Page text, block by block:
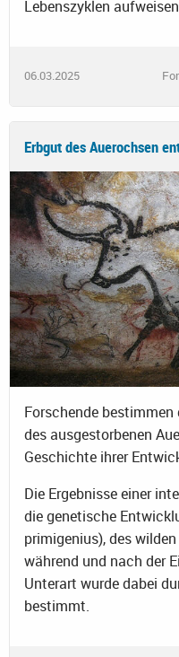
Lebenszyklen
06.03.2025
Erbgut des Auerochsen
Forschende
des ausgestorbenen
Geschichte ihrer
Die Ergebnisse einer
die genetische
primigenius), des
während und nach der
Unterart wurde dabei
bestimmt.